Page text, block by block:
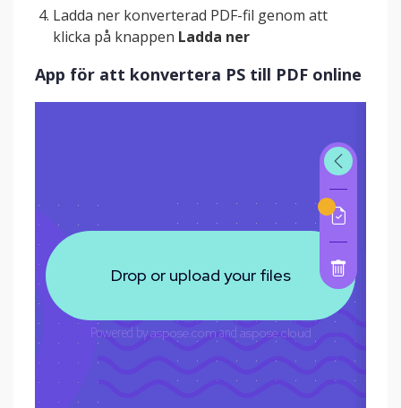
Ladda ner konverterad PDF-fil genom att
klicka på knappen Ladda ner
App för att konvertera PS till PDF online